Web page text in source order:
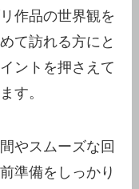
作品の世界観を
て訪れる方にと
ントを押さえて
す。
やスムーズな回
準備をしっかり